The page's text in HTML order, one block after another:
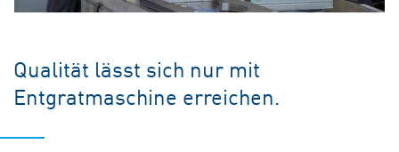
Qualität lässt sich nur mit
Entgratmaschine erreichen.